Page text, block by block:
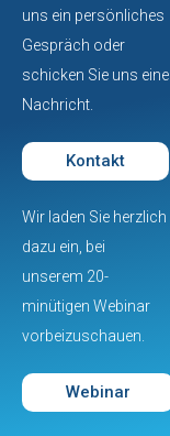
uns ein persönliches
Gespräch oder
schicken Sie uns eine
Nachricht.
Kontakt
Wir laden Sie herzlich
dazu ein, bei
unserem 20-
minütigen Webinar
vorbeizuschauen.
Webinar